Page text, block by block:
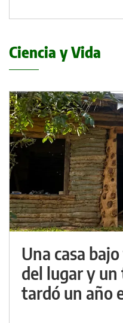
Ciencia y Vida
Una casa
del lugar y
tardó un año